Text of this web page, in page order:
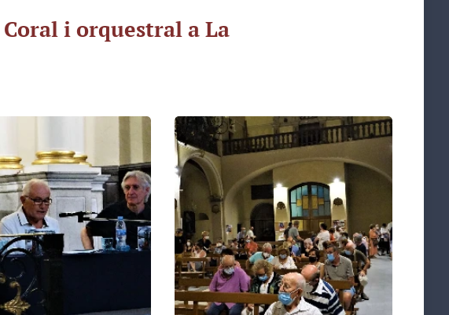
i orquestral a La